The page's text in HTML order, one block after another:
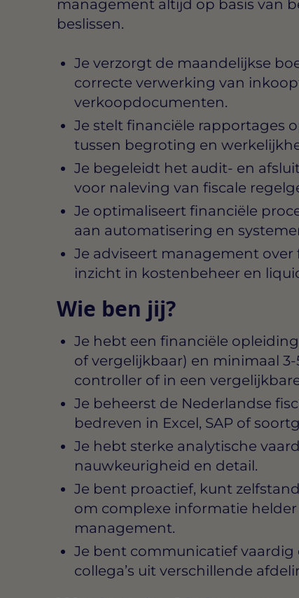
management altijd op basis van
beslissen.
Je verzorgt de maandelijkse
correcte verwerking van
verkoopdocumenten.
Je stelt financiële rapportages
tussen begroting en
Je begeleidt het audit- en
voor naleving van fiscale
Je optimaliseert financiële
aan automatisering en
Je adviseert management over
inzicht in kostenbeheer en
Wie ben jij?
Je hebt een financiële
of vergelijkbaar) en minimaal
controller of in een
Je beheerst de Nederlandse
bedreven in Excel, SAP of
Je hebt sterke analytische
nauwkeurigheid en detail.
Je bent proactief, kunt
om complexe informatie
management.
Je bent communicatief
collega’s uit verschillende